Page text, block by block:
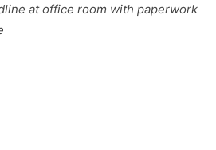
at office room with paperwork